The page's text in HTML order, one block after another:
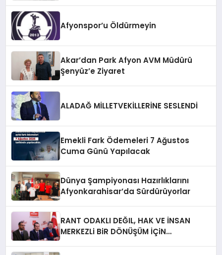
Afyonspor’u Öldürmeyin
Akar’dan Park Afyon AVM Müdürü
Şenyüz’e Ziyaret
ALADAĞ MİLLETVEKİLLERİNE SESLENDİ
Emekli Fark Ödemeleri 7 Ağustos
Cuma Günü Yapılacak
Dünya Şampiyonası Hazırlıklarını
Afyonkarahisar’da Sürdürüyorlar
RANT ODAKLI DEĞIL, HAK VE İNSAN
MERKEZLi BiR DÖNÜŞÜM İÇiN